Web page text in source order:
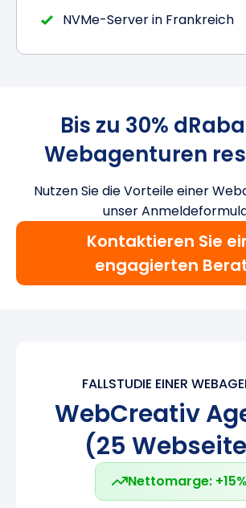
NVMe-Server in Frankreich
Bis zu 30%
Webagenturen
Nutzen Sie die Vorteile einer
unser
Kontaktieren Sie
engagierten
FALLSTUDIE EINER
WebCreativ
(25
Nettomarge: +15%